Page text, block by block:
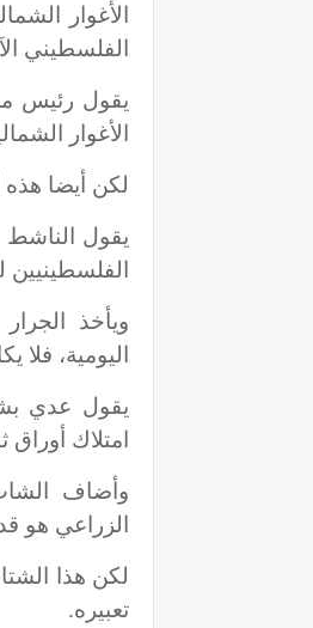
الأغوار
الفلسطيني
الأغوار
لكن أيضا هذه
الفلسطينيين
ويأخذ
اليومية،
يقول عدي
امتلاك أوراق
وأضاف
الزراعي هو
لكن هذا
تعبيره.